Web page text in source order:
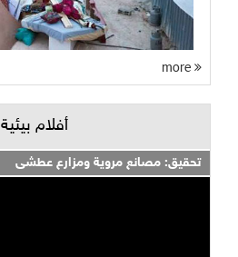
أفلام بيئية
تحقيق: مصانع مروية ومزارع عطشى